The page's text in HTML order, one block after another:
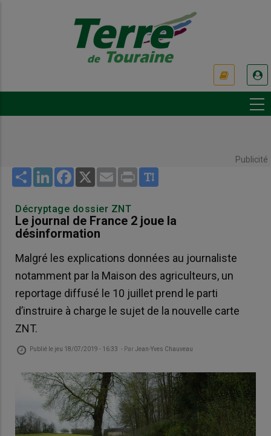
Publicité
Share LinkedInFacebook
X Email Print
Décryptage dossier ZNT
Le journal de France 2 joue la
désinformation
Malgré les explications données au journaliste
notamment par la Maison des agriculteurs, un
reportage diffusé le 10 juillet prend le parti
d’instruire à charge le sujet de la nouvelle carte
ZNT.
Publié le jeu 18/07/2019 - 16:33 - Par Jean-Yves Chauveau